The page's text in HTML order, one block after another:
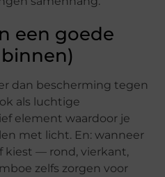
een goede
dan bescherming tegen
als luchtige
element waardoor je
met licht. En: wanneer
kiest — rond, vierkant,
zelfs zorgen voor